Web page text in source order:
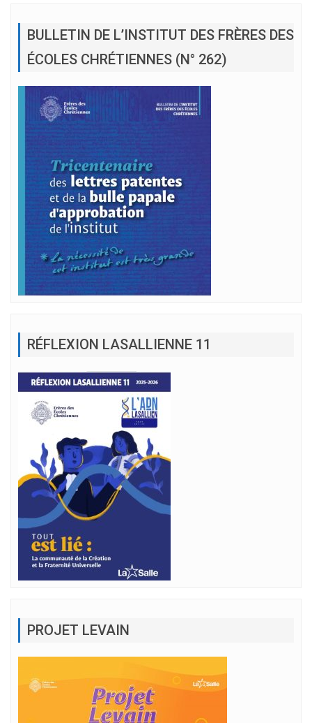
BULLETIN DE L’INSTITUT DES FRÈRES DES
ÉCOLES CHRÉTIENNES (N° 262)
RÉFLEXION LASALLIENNE 11
PROJET LEVAIN